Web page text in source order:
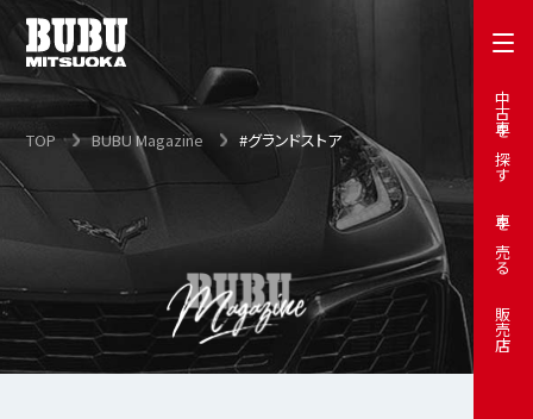
中古車を探す
車を売る
販売店
TOP BUBU Magazine #グランドストア